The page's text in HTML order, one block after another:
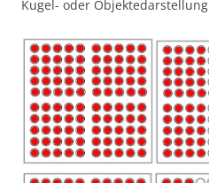
Kugel- oder Objektedarstellung